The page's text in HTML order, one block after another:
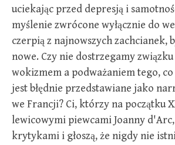
uciekając przed depresją i
myślenie zwrócone wyłącznie do
czerpią z najnowszych zachcianek,
nowe. Czy nie dostrzegamy
wokizmem a podważaniem tego,
jest błędnie przedstawiane jako
we Francji? Ci, którzy na początku
lewicowymi piewcami Joanny
krytykami i głoszą, że nigdy nie